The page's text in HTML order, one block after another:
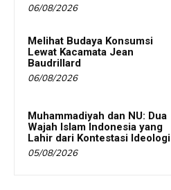
06/08/2026
Melihat Budaya Konsumsi
Lewat Kacamata Jean
Baudrillard
06/08/2026
Muhammadiyah dan NU: Dua
Wajah Islam Indonesia yang
Lahir dari Kontestasi Ideologi
05/08/2026